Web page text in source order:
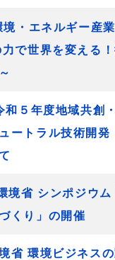
・エネルギー産
で世界を変える
和５年度地域共創
ートラル技術開発
境省 シンポジウム
くり」の開催
省 環境ビジネス